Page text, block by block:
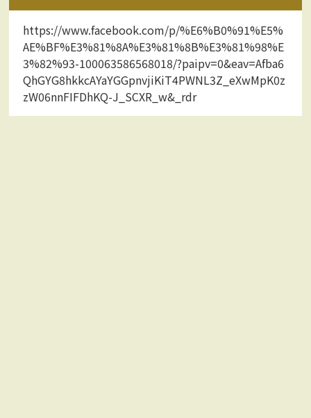
https://www.facebook.com/p/%E6%B0%91%E5%
AE%BF%E3%81%8A%E3%81%8B%E3%81%98%E
3%82%93-100063586568018/?paipv=0&eav=Afba6
QhGYG8hkkcAYaYGGpnvjiKiT4PWNL3Z_eXwMpK0z
zW06nnFIFDhKQ-J_SCXR_w&_rdr